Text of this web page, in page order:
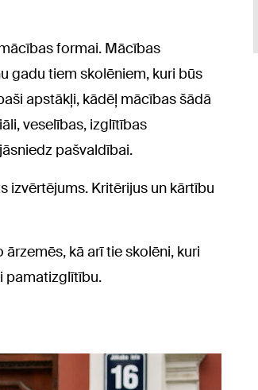
formai. Mācības
gadu tiem skolēniem, kuri būs
apstākļi, kādēļ mācības šādā
veselības, izglītības
pašvaldībai.
izvērtējums. Kritērijus un kārtību
kā arī tie skolēni, kuri
pamatizglītību.